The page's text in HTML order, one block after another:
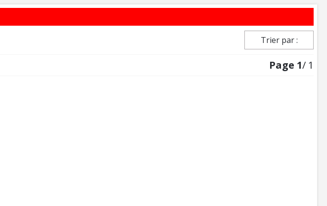
Trier par :
Page 1/ 1